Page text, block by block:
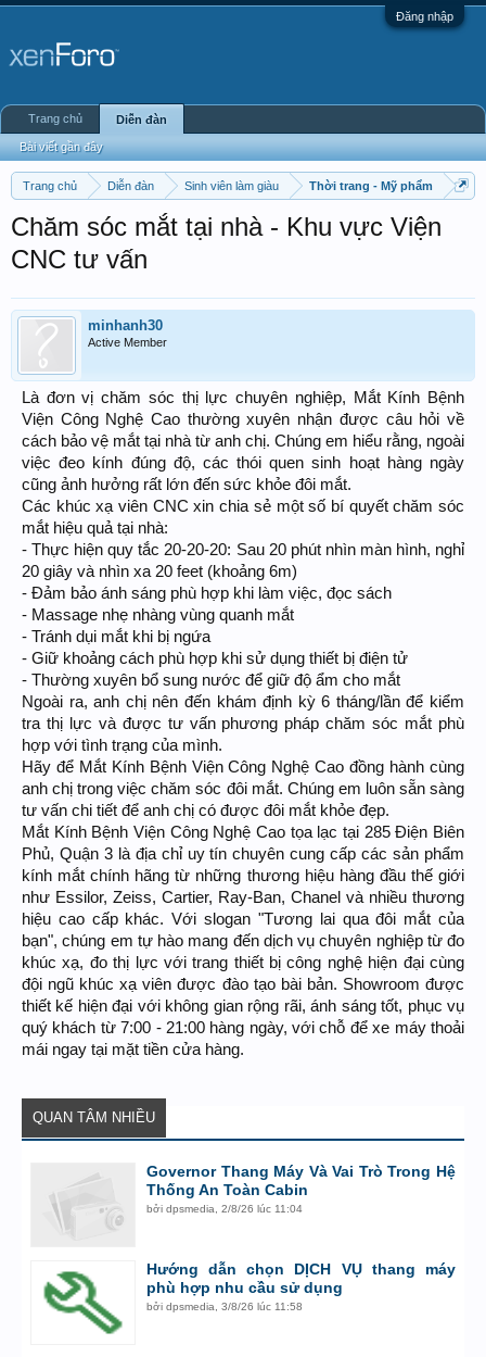
Đăng nhập
Trang chủ Diễn đàn Sinh viên làm giàu Thời trang - Mỹ phẩm
Chăm sóc mắt tại nhà - Khu vực Viện
CNC tư vấn
minhanh30
Active Member
Là đơn vị chăm sóc thị lực chuyên nghiệp, Mắt Kính Bệnh
Viện Công Nghệ Cao thường xuyên nhận được câu hỏi về
cách bảo vệ mắt tại nhà từ anh chị. Chúng em hiểu rằng, ngoài
việc đeo kính đúng độ, các thói quen sinh hoạt hàng ngày
cũng ảnh hưởng rất lớn đến sức khỏe đôi mắt.
Các khúc xạ viên CNC xin chia sẻ một số bí quyết chăm sóc
mắt hiệu quả tại nhà:
- Thực hiện quy tắc 20-20-20: Sau 20 phút nhìn màn hình, nghỉ
20 giây và nhìn xa 20 feet (khoảng 6m)
- Đảm bảo ánh sáng phù hợp khi làm việc, đọc sách
- Massage nhẹ nhàng vùng quanh mắt
- Tránh dụi mắt khi bị ngứa
- Giữ khoảng cách phù hợp khi sử dụng thiết bị điện tử
- Thường xuyên bổ sung nước để giữ độ ẩm cho mắt
Ngoài ra, anh chị nên đến khám định kỳ 6 tháng/lần để kiểm
tra thị lực và được tư vấn phương pháp chăm sóc mắt phù
hợp với tình trạng của mình.
Hãy để Mắt Kính Bệnh Viện Công Nghệ Cao đồng hành cùng
anh chị trong việc chăm sóc đôi mắt. Chúng em luôn sẵn sàng
tư vấn chi tiết để anh chị có được đôi mắt khỏe đẹp.
Mắt Kính Bệnh Viện Công Nghệ Cao tọa lạc tại 285 Điện Biên
Phủ, Quận 3 là địa chỉ uy tín chuyên cung cấp các sản phẩm
kính mắt chính hãng từ những thương hiệu hàng đầu thế giới
như Essilor, Zeiss, Cartier, Ray-Ban, Chanel và nhiều thương
hiệu cao cấp khác. Với slogan "Tương lai qua đôi mắt của
bạn", chúng em tự hào mang đến dịch vụ chuyên nghiệp từ đo
khúc xạ, đo thị lực với trang thiết bị công nghệ hiện đại cùng
đội ngũ khúc xạ viên được đào tạo bài bản. Showroom được
thiết kế hiện đại với không gian rộng rãi, ánh sáng tốt, phục vụ
quý khách từ 7:00 - 21:00 hàng ngày, với chỗ để xe máy thoải
mái ngay tại mặt tiền cửa hàng.
QUAN TÂM NHIỀU
Governor Thang Máy Và Vai Trò Trong Hệ
Thống An Toàn Cabin
bởidpsmedia ,2/8/26 lúc 11:04
Hướng dẫn chọn DỊCH VỤ thang máy
phù hợp nhu cầu sử dụng
bởidpsmedia ,3/8/26 lúc 11:58
Trang chủ Diễn đàn
Bài viết gần đây